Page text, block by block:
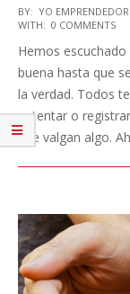
2015-
06-
30
BY: YO EMPRENDEDOR
WITH: 0 COMMENTS
Hemos
buena hasta que
la verdad. Todos
patentar o
que valgan algo.